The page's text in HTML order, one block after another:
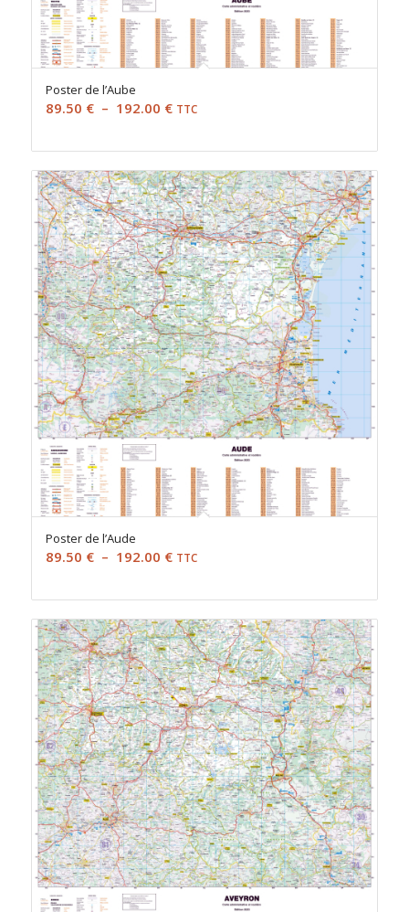
Poster de l’Aube
89.50 € – 192.00 €Plage
prix :
89.50 €
à
192.00 €
TTC
Poster de l’Aude
89.50 € – 192.00 €Plage
prix :
89.50 €
à
192.00 €
TTC